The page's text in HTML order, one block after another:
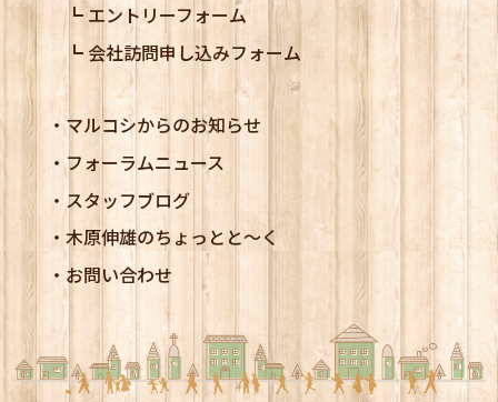
エントリーフォーム
会社訪問申し込みフォーム
マルコシからのお知らせ
フォーラムニュース
スタッフブログ
木原伸雄のちょっとと～く
お問い合わせ